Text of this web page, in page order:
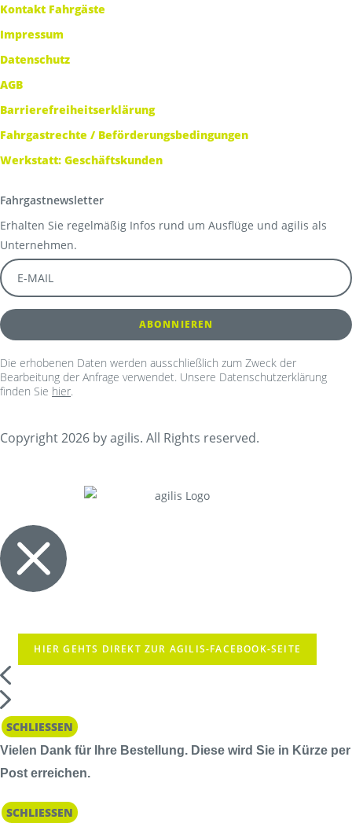
Kontakt Fahrgäste
Impressum
Datenschutz
AGB
Barrierefreiheitserklärung
Fahrgastrechte / Beförderungsbedingungen
Werkstatt: Geschäftskunden
Fahrgastnewsletter
Erhalten Sie regelmäßig Infos rund um Ausflüge und agilis als
Unternehmen.
Die erhobenen Daten werden ausschließlich zum Zweck der
Bearbeitung der Anfrage verwendet. Unsere Datenschutzerklärung
finden Sie hier.
Copyright 2026 by agilis. All Rights reserved.
HIER GEHTS DIREKT ZUR AGILIS-FACEBOOK-SEITE
SCHLIESSEN
Vielen Dank für Ihre Bestellung. Diese wird Sie in Kürze per
Post erreichen.
SCHLIESSEN